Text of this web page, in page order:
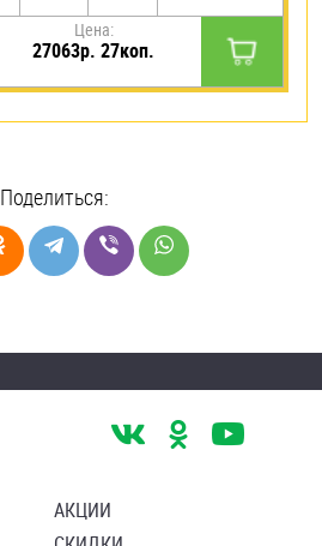
Цена:
27063р. 27коп.
Поделиться:
АКЦИИ